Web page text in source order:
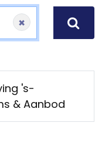
×
's-
& Aanbod